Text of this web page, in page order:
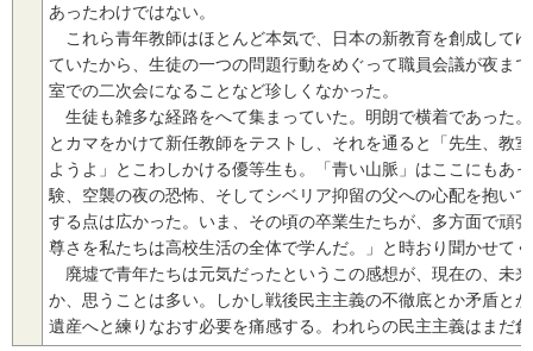
あったわけではない。
これら青年教師はほとんど本気で、日本の新教育を創成して
ていたから、生徒の一つの問題行動をめぐって職員会議が夜ま
室での二次会になることなど珍しくなかった。
生徒も雑多な経路をへて集まっていた。明朗で横着であった
とカマをかけて新任教師をテストし、それを通ると「先生、教
ようよ」とこわしかける優等生も。「青い山脈」はここにもあ
験、空襲の夜の恐怖、そしてシベリア抑留の父への心配を抱い
する点は広かった。いま、その頃の卒業生たちが、多方面で頑
尊さを私たちは高校生活の全体で学んだ。」と時おり聞かせて
廃墟で青年たちは元気だったというこの感想が、現在の、未
か、思うことは多い。しかし戦後民主主義の不徹底とか矛盾と
遺産へと練りなおす必要を痛感する。われらの民主主義はまだ